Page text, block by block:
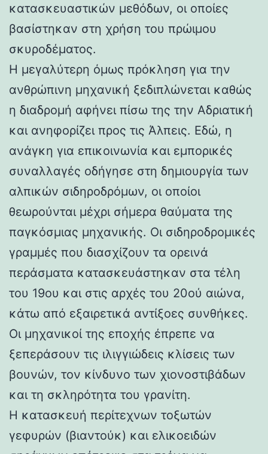
κατασκευαστικών μεθόδων, οι οποίες
βασίστηκαν στη χρήση του πρώιμου
σκυροδέματος.
Η μεγαλύτερη όμως πρόκληση για την
ανθρώπινη μηχανική ξεδιπλώνεται καθώς
η διαδρομή αφήνει πίσω της την Αδριατική
και ανηφορίζει προς τις Άλπεις. Εδώ, η
ανάγκη για επικοινωνία και εμπορικές
συναλλαγές οδήγησε στη δημιουργία των
αλπικών σιδηροδρόμων, οι οποίοι
θεωρούνται μέχρι σήμερα θαύματα της
παγκόσμιας μηχανικής. Οι σιδηροδρομικές
γραμμές που διασχίζουν τα ορεινά
περάσματα κατασκευάστηκαν στα τέλη
του 19ου και στις αρχές του 20ού αιώνα,
κάτω από εξαιρετικά αντίξοες συνθήκες.
Οι μηχανικοί της εποχής έπρεπε να
ξεπεράσουν τις ιλιγγιώδεις κλίσεις των
βουνών, τον κίνδυνο των χιονοστιβάδων
και τη σκληρότητα του γρανίτη.
Η κατασκευή περίτεχνων τοξωτών
γεφυρών (βιαντούκ) και ελικοειδών